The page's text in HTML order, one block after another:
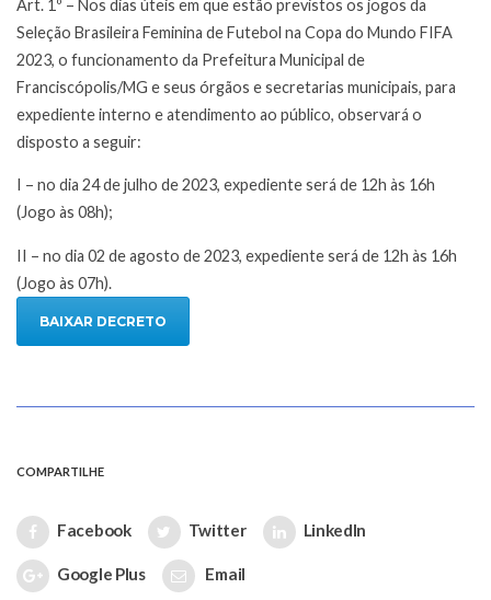
Art. 1º – Nos dias úteis em que estão previstos os jogos da
Seleção Brasileira Feminina de Futebol na Copa do Mundo FIFA
2023, o funcionamento da Prefeitura Municipal de
Franciscópolis/MG e seus órgãos e secretarias municipais, para
expediente interno e atendimento ao público, observará o
disposto a seguir:
I – no dia 24 de julho de 2023, expediente será de 12h às 16h
(Jogo às 08h);
II – no dia 02 de agosto de 2023, expediente será de 12h às 16h
(Jogo às 07h).
BAIXAR DECRETO
COMPARTILHE
Facebook Twitter LinkedIn
Google Plus Email